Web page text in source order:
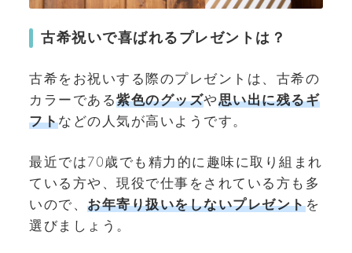
古希祝いで喜ばれるプレゼントは？
古希をお祝いする際のプレゼントは、古希の
カラーである紫色のグッズや思い出に残るギ
フトなどの人気が高いようです。
最近では70歳でも精力的に趣味に取り組まれ
ている方や、現役で仕事をされている方も多
いので、 お年寄り扱いをしないプレゼントを
選びましょう。